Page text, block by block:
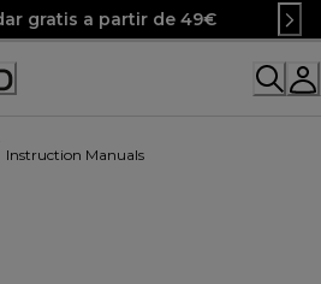
gratis a partir de 49€
Instruction Manuals